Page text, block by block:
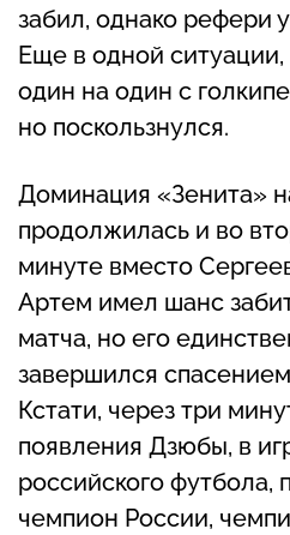
забил, однако рефери
Еще в одной
один на один с
но поскользнулся.
Доминация «Зенита»
продолжилась и во
минуте вместо
Артем имел шанс
матча, но его
завершился
Кстати, через три
появления Дзюбы, в
российского футбола,
чемпион России,